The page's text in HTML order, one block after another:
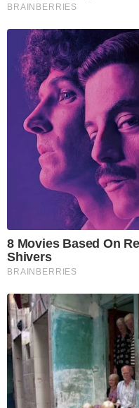
BRAINBERRIES
8 Movies Based On
Shivers
BRAINBERRIES